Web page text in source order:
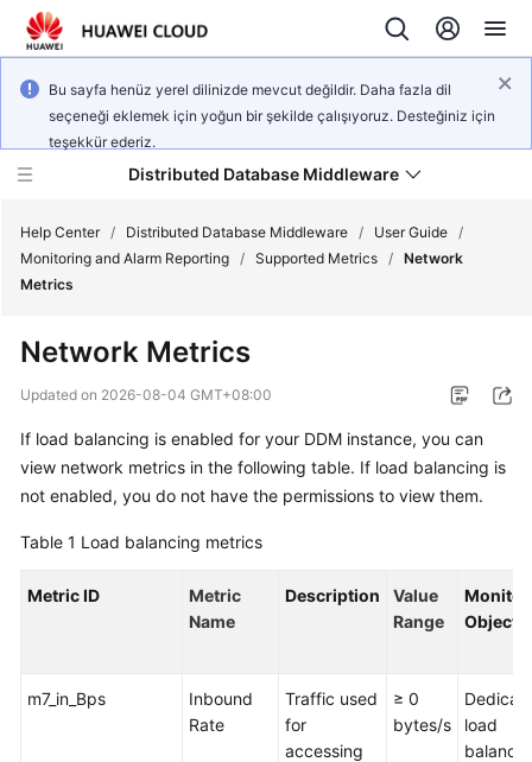
Bu sayfa henüz yerel dilinizde mevcut değildir. Daha fazla dil
seçeneği eklemek için yoğun bir şekilde çalışıyoruz. Desteğiniz için
teşekkür ederiz.
Distributed Database Middleware
Product
Service
Overview
Billing
Getting
Guide
Help Center / Distributed Database Middleware / User Guide /
Monitoring and Alarm Reporting / Supported Metrics / Network
Metrics
Network Metrics
Updated on 2026-08-04 GMT+08:00
If load balancing is enabled for your DDM instance, you can
view network metrics in the following table. If load balancing is
not enabled, you do not have the permissions to view them.
Table 1 Load balancing metrics
Metric ID
Metric
Name
Description
Value
Range
Object
m7_in_Bps
Inbound
Rate
Traffic used
for
accessing
≥ 0
bytes/s
load
balancer